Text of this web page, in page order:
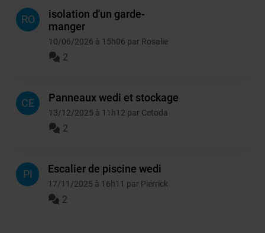
RO
isolation d'un garde-
manger
10/06/2026 à 15h06 par Rosalie
2
CE Panneaux wedi et stockage
13/12/2025 à 11h12 par Cetoda
2
PI Escalier de piscine wedi
17/11/2025 à 16h11 par Pierrick
2